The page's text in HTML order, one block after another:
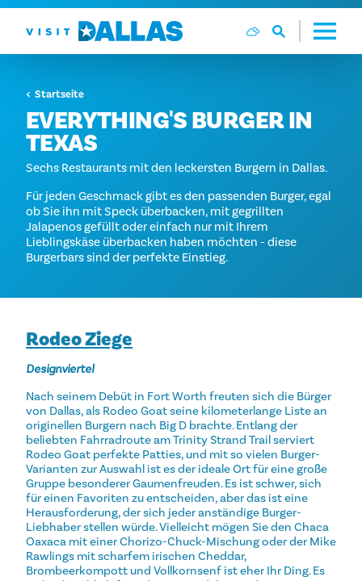
Zum Inhalt springen
Startseite
EVERYTHING'S BURGER IN
TEXAS
Sechs Restaurants mit den leckersten Burgern in Dallas.
Für jeden Geschmack gibt es den passenden Burger, egal
ob Sie ihn mit Speck überbacken, mit gegrillten
Jalapenos gefüllt oder einfach nur mit Ihrem
Lieblingskäse überbacken haben möchten - diese
Burgerbars sind der perfekte Einstieg.
Rodeo Ziege
Designviertel
Nach seinem Debüt in Fort Worth freuten sich die Bürger
von Dallas, als Rodeo Goat seine kilometerlange Liste an
originellen Burgern nach Big D brachte. Entlang der
beliebten Fahrradroute am Trinity Strand Trail serviert
Rodeo Goat perfekte Patties, und mit so vielen Burger-
Varianten zur Auswahl ist es der ideale Ort für eine große
Gruppe besonderer Gaumenfreuden. Es ist schwer, sich
für einen Favoriten zu entscheiden, aber das ist eine
Herausforderung, der sich jeder anständige Burger-
Liebhaber stellen würde. Vielleicht mögen Sie den Chaca
Oaxaca mit einer Chorizo-Chuck-Mischung oder der Mike
Rawlings mit scharfem irischen Cheddar,
Brombeerkompott und Vollkornsenf ist eher Ihr Ding. Es